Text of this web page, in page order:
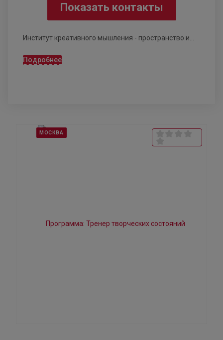
Показать контакты
Институт креативного мышления - пространство и...
Подробнее
МОСКВА